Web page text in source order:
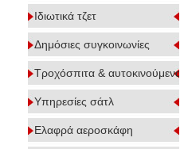
Ιδιωτικά τζετ
Δημόσιες συγκοινωνίες
Τροχόσπιτα & αυτοκινούμενα
Υπηρεσίες σάτλ
Ελαφρά αεροσκάφη